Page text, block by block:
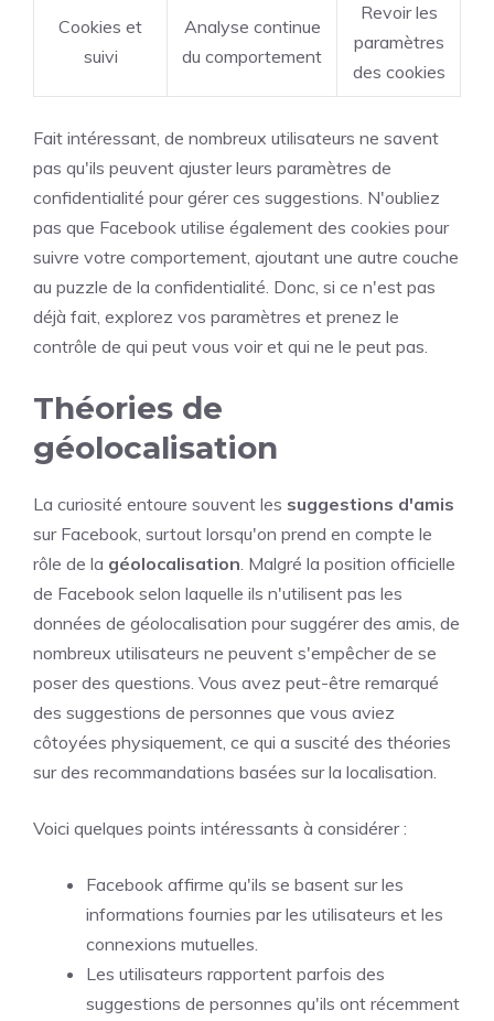
Cookies et
suivi
Analyse continue
du comportement
Revoir les
paramètres
des cookies
Fait intéressant, de nombreux utilisateurs ne savent
pas qu'ils peuvent ajuster leurs paramètres de
confidentialité pour gérer ces suggestions. N'oubliez
pas que Facebook utilise également des cookies pour
suivre votre comportement, ajoutant une autre couche
au puzzle de la confidentialité. Donc, si ce n'est pas
déjà fait, explorez vos paramètres et prenez le
contrôle de qui peut vous voir et qui ne le peut pas.
Théories de
géolocalisation
La curiosité entoure souvent les suggestions d'amis
sur Facebook, surtout lorsqu'on prend en compte le
rôle de la géolocalisation. Malgré la position officielle
de Facebook selon laquelle ils n'utilisent pas les
données de géolocalisation pour suggérer des amis, de
nombreux utilisateurs ne peuvent s'empêcher de se
poser des questions. Vous avez peut-être remarqué
des suggestions de personnes que vous aviez
côtoyées physiquement, ce qui a suscité des théories
sur des recommandations basées sur la localisation.
Voici quelques points intéressants à considérer :
Facebook affirme qu'ils se basent sur les
informations fournies par les utilisateurs et les
connexions mutuelles.
Les utilisateurs rapportent parfois des
suggestions de personnes qu'ils ont récemment